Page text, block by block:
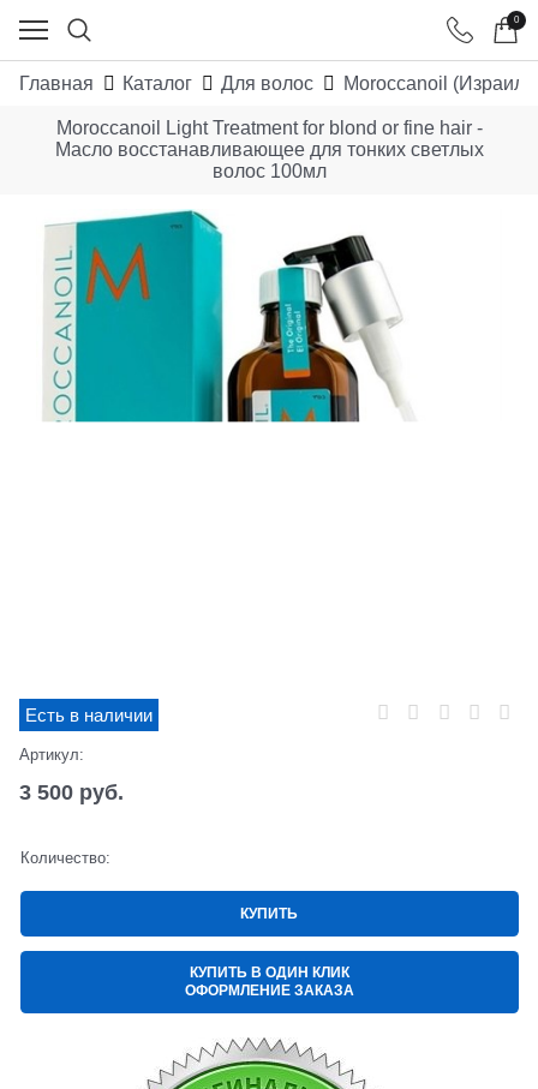
0
Главная Каталог Для волос Moroccanoil
Moroccanoil Light Treatment for blond or fine hair -
Масло восстанавливающее для тонких светлых
волос 100мл
Есть в наличии
Артикул:
3 500 руб.
Количество:
КУПИТЬ
КУПИТЬ В ОДИН КЛИК
ОФОРМЛЕНИЕ ЗАКАЗА